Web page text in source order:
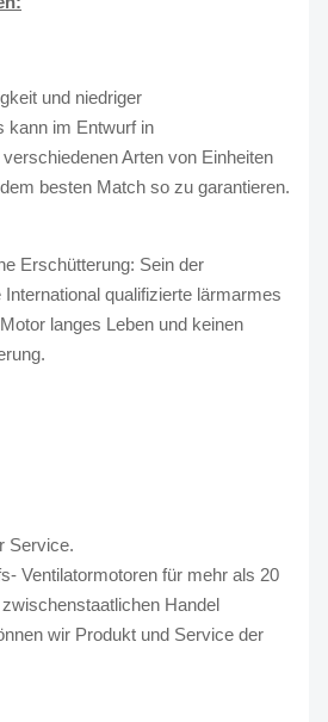
und niedriger
kann im Entwurf in
Arten von Einheiten
besten Match so zu garantieren.
Erschütterung: Sein der
qualifizierte lärmarmes
langes Leben und keinen
Service.
Ventilatormotoren für mehr als 20
Handel
wir Produkt und Service der